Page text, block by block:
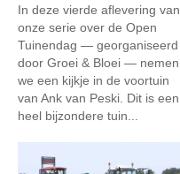
In deze vierde aflevering van
onze serie over de Open
Tuinendag — georganiseerd
door Groei & Bloei — nemen
we een kijkje in de voortuin
van Ank van Peski. Dit is een
heel bijzondere tuin...